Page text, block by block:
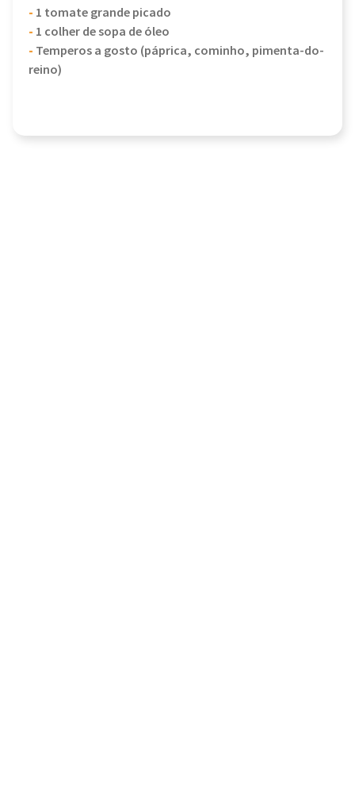
- 1 tomate grande picado
- 1 colher de sopa de óleo
- Temperos a gosto (páprica, cominho, pimenta-do-
reino)